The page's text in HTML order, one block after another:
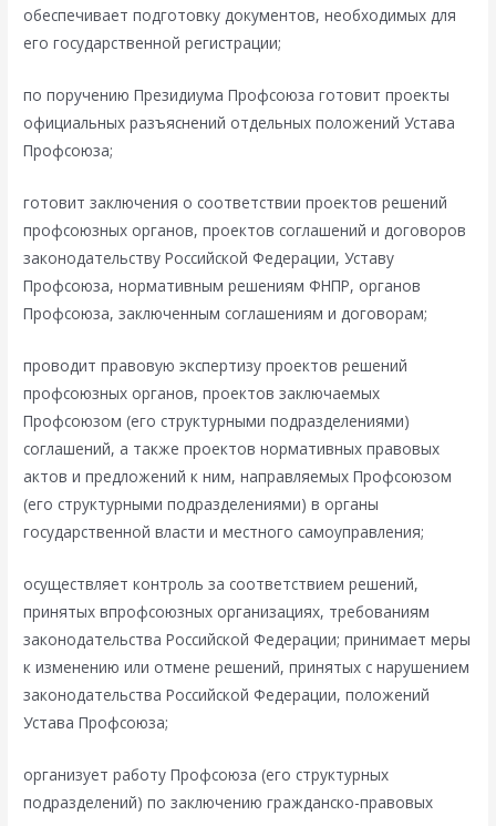
обеспечивает подготовку документов, необходимых для
его государственной регистрации;
по поручению Президиума Профсоюза готовит проекты
официальных разъяснений отдельных положений Устава
Профсоюза;
готовит заключения о соответствии проектов решений
профсоюзных органов, проектов соглашений и договоров
законодательству Российской Федерации, Уставу
Профсоюза, нормативным решениям ФНПР, органов
Профсоюза, заключенным соглашениям и договорам;
проводит правовую экспертизу проектов решений
профсоюзных органов, проектов заключаемых
Профсоюзом (его структурными подразделениями)
соглашений, а также проектов нормативных правовых
актов и предложений к ним, направляемых Профсоюзом
(его структурными подразделениями) в органы
государственной власти и местного самоуправления;
осуществляет контроль за соответствием решений,
принятых впрофсоюзных организациях, требованиям
законодательства Российской Федерации; принимает меры
к изменению или отмене решений, принятых с нарушением
законодательства Российской Федерации, положений
Устава Профсоюза;
организует работу Профсоюза (его структурных
подразделений) по заключению гражданско-правовых